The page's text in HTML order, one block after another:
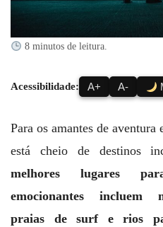
8 minutos de leitura.
Acessibilidade: A+ A-
Para os amantes de
está cheio de destinos
melhores lugares
emocionantes incluem
praias de surf e rios